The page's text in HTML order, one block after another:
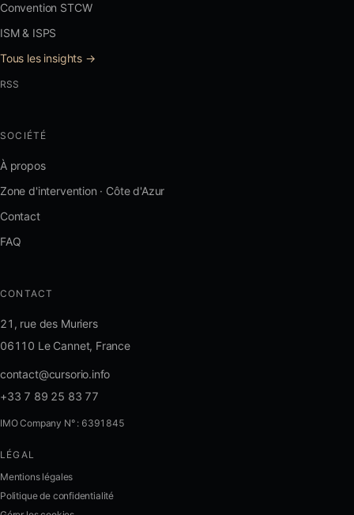
Convention STCW
ISM & ISPS
Tous les insights →
RSS
SOCIÉTÉ
À propos
Zone d'intervention · Côte d'Azur
Contact
FAQ
CONTACT
21, rue des Muriers
06110 Le Cannet, France
contact@cursorio.info
+33 7 89 25 83 77
IMO Company N° : 6391845
LÉGAL
Mentions légales
Politique de confidentialité